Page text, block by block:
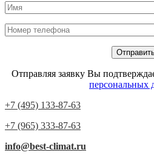
Отправляя заявку Вы
персональных
+7 (495) 133-87-63
+7 (965) 333-87-63
info@best-climat.ru